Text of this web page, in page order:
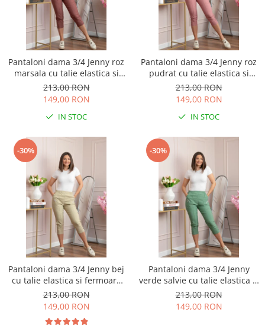
Pantaloni dama 3/4 Jenny roz
marsala cu talie elastica si
fermoare decorative
213,00 RON
149,00 RON
IN STOC
Pantaloni dama 3/4 Jenny roz
pudrat cu talie elastica si
fermoare decorative
213,00 RON
149,00 RON
IN STOC
-30%
Pantaloni dama 3/4 Jenny bej
cu talie elastica si fermoare
decorative
213,00 RON
149,00 RON
-30%
Pantaloni dama 3/4 Jenny
verde salvie cu talie elastica si
fermoare decorative
213,00 RON
149,00 RON